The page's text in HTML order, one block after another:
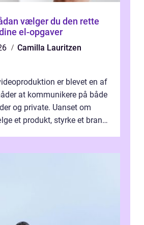
vælger du den rette
el-opgaver
Camilla Lauritzen
er blevet en af
at kommunikere på både
og private. Uanset om
et produkt, styrke et brand,